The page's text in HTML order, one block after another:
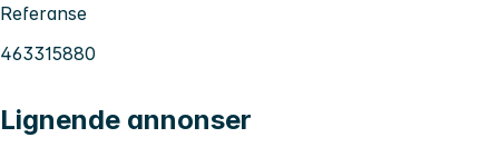
Referanse
463315880
Lignende annonser